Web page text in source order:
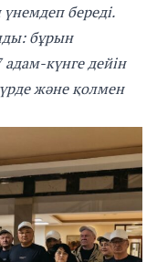
береді.
бұрын
күнге дейін
және қолмен